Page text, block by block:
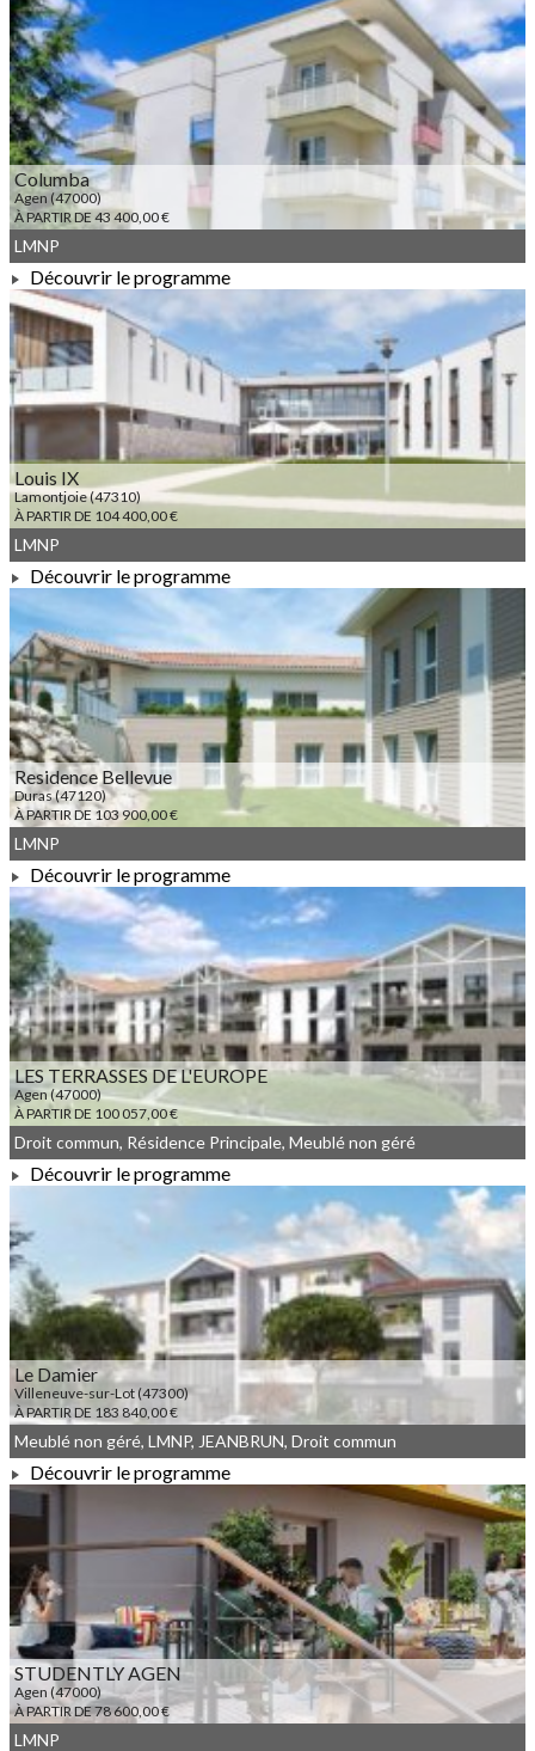
À PARTIR DE 61 300,00 €
Columba
Agen (47000)
À PARTIR DE 43 400,00 €
À PARTIR DE 43 400,00 €
LMNP
Découvrir le programme
Louis IX
Lamontjoie (47310)
À PARTIR DE 104 400,00 €
À PARTIR DE 104 400,00 €
LMNP
Découvrir le programme
Residence Bellevue
Duras (47120)
À PARTIR DE 103 900,00 €
À PARTIR DE 103 900,00 €
LMNP
Découvrir le programme
LES TERRASSES DE L'EUROPE
Agen (47000)
À PARTIR DE 100 057,00 €
À PARTIR DE 100 057,00 €
Droit commun, Résidence Principale, Meublé non géré
Découvrir le programme
Le Damier
Villeneuve-sur-Lot (47300)
À PARTIR DE 183 840,00 €
À PARTIR DE 183 840,00 €
Meublé non géré, LMNP, JEANBRUN, Droit commun
Découvrir le programme
STUDENTLY AGEN
Agen (47000)
À PARTIR DE 78 600,00 €
LMNP